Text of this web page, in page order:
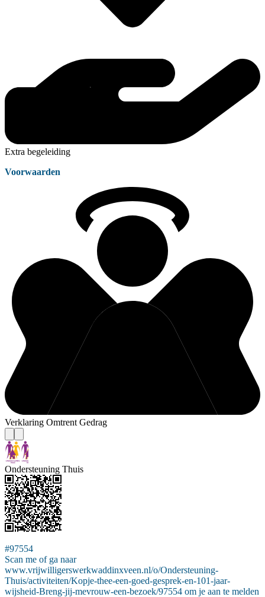
Extra begeleiding
Voorwaarden
Verklaring Omtrent Gedrag
Ondersteuning Thuis
#97554
Scan me of ga naar
www.vrijwilligerswerkwaddinxveen.nl/o/Ondersteuning-
Thuis/activiteiten/Kopje-thee-een-goed-gesprek-en-101-jaar-
wijsheid-Breng-jij-mevrouw-een-bezoek/97554 om je aan te melden